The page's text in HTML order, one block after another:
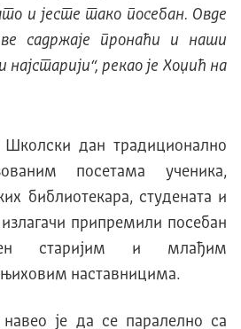
и јесте тако посебан. Овде
садржаје пронаћи и наши
рекао је Хоџић на
дан традиционално
посетама ученика,
библиотекара, студената и
припремили посебан
старијим и млађим
наставницима.
је да се паралелно са